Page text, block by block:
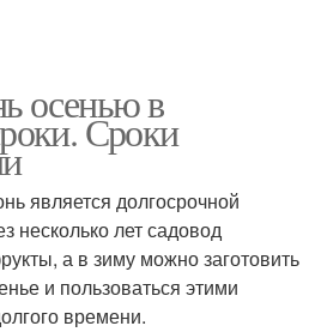
осенью в
Сроки
является долгосрочной
несколько лет садовод
а в зиму можно заготовить
и пользоваться этими
времени.